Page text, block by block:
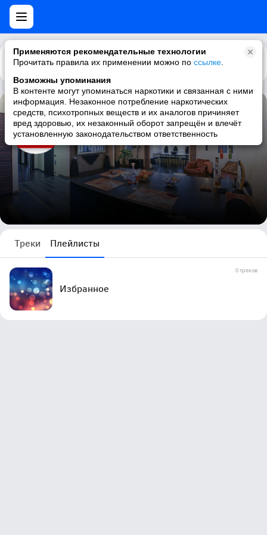
Применяются рекомендательные технологии
Прочитать правила их применении можно по ссылке
Возможны упоминания
В контенте могут упоминаться наркотики и связанная с ними
информация. Незаконное потребление наркотических
средств, психотропных веществ и их аналогов причиняет
вред здоровью, их незаконный оборот запрещён и влечёт
установленную законодательством ответственность
Каталог Рекомендации
Olland Studio
1 плейлист
Треки Плейлисты
Избранное
0 треков